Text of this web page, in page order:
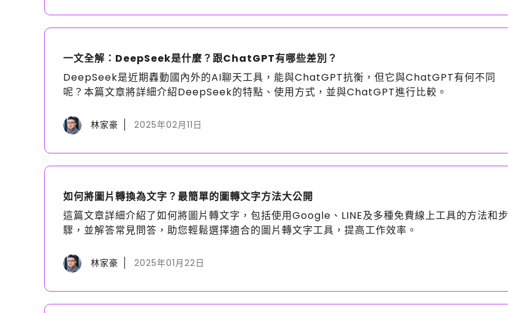
一文全解：DeepSeek是什麼？跟ChatGPT有哪些差別？
DeepSeek是近期轟動國內外的AI聊天工具，能與ChatGPT抗衡，但它與ChatGPT有何不同
呢？本篇文章將詳細介紹DeepSeek的特點、使用方式，並與ChatGPT進行比較。
林家豪 2025年02月11日
如何將圖片轉換為文字？最簡單的圖轉文字方法大公開
這篇文章詳細介紹了如何將圖片轉文字，包括使用Google、LINE及多種免費線上工具的方法和步
驟，並解答常見問答，助您輕鬆選擇適合的圖片轉文字工具，提高工作效率。
林家豪 2025年01月22日